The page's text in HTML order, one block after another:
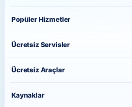
Hakkımızda
Fiyatlar
Sipariş Takip
Popüler Hizmetler
YouTube Hizmetleri
Twitter Hizmetleri
Ücretsiz Servisler
Ücretsiz Instagram Beğeni
Ücretsiz Instagram İzlenme
Ücretsiz Araçlar
Kaynaklar